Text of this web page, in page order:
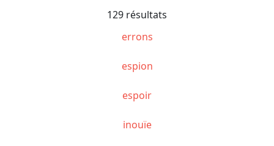
129 résultats
errons
espion
espoir
inouïe